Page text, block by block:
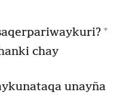
+
chay
unayña